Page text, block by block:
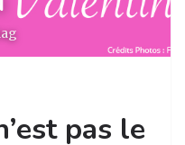
pas le